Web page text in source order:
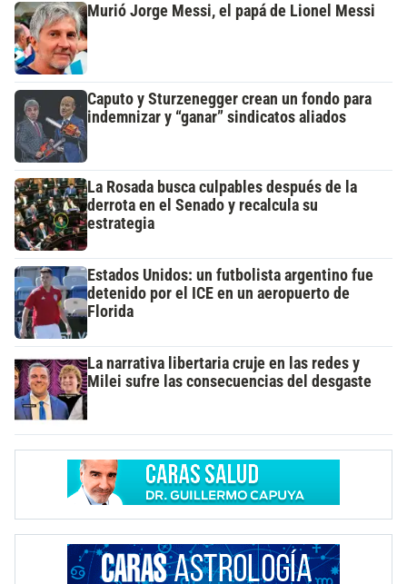
Murió Jorge Messi, el papá de Lionel Messi
Caputo y Sturzenegger crean un fondo para
indemnizar y “ganar” sindicatos aliados
La Rosada busca culpables después de la
derrota en el Senado y recalcula su
estrategia
Estados Unidos: un futbolista argentino fue
detenido por el ICE en un aeropuerto de
Florida
La narrativa libertaria cruje en las redes y
Milei sufre las consecuencias del desgaste